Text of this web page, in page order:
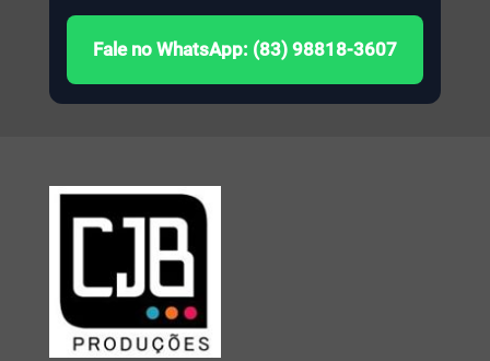
Fale no WhatsApp: (83) 98818-3607